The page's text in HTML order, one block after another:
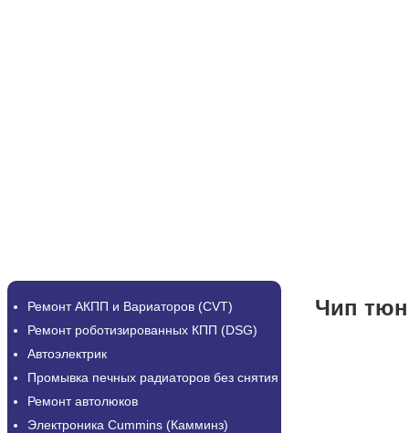
Ремонт АКПП и Вариаторов (CVT)
Ремонт роботизированных КПП (DSG)
Автоэлектрик
Промывка печных радиаторов без снятия
Ремонт автолюков
Электроника Cummins (Камминз)
Чип